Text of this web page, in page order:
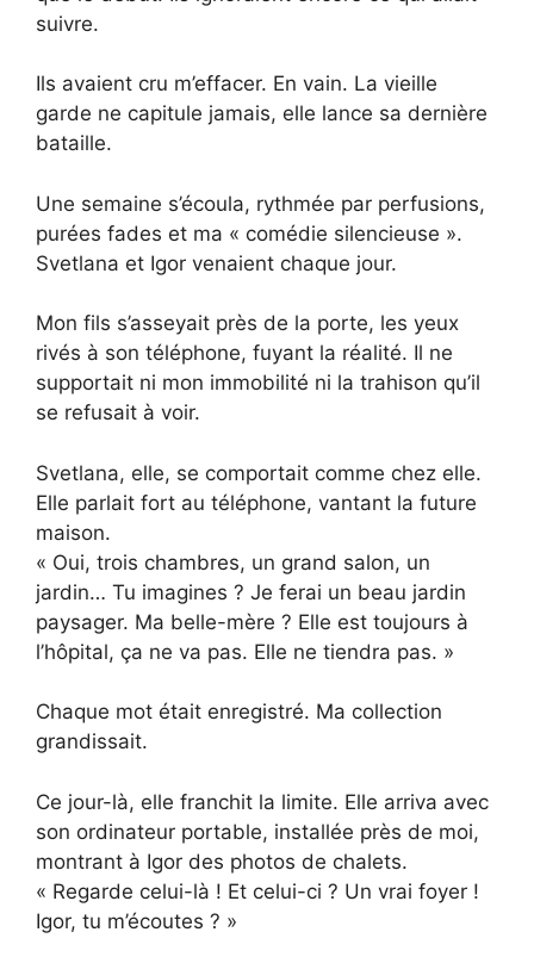
suivre.
Ils avaient cru m’effacer. En vain. La vieille
garde ne capitule jamais, elle lance sa dernière
bataille.
Une semaine s’écoula, rythmée par perfusions,
purées fades et ma « comédie silencieuse ».
Svetlana et Igor venaient chaque jour.
Mon fils s’asseyait près de la porte, les yeux
rivés à son téléphone, fuyant la réalité. Il ne
supportait ni mon immobilité ni la trahison qu’il
se refusait à voir.
Svetlana, elle, se comportait comme chez elle.
Elle parlait fort au téléphone, vantant la future
maison.
« Oui, trois chambres, un grand salon, un
jardin… Tu imagines ? Je ferai un beau jardin
paysager. Ma belle-mère ? Elle est toujours à
l’hôpital, ça ne va pas. Elle ne tiendra pas. »
Chaque mot était enregistré. Ma collection
grandissait.
Ce jour-là, elle franchit la limite. Elle arriva avec
son ordinateur portable, installée près de moi,
montrant à Igor des photos de chalets.
« Regarde celui-là ! Et celui-ci ? Un vrai foyer !
Igor, tu m’écoutes ? »